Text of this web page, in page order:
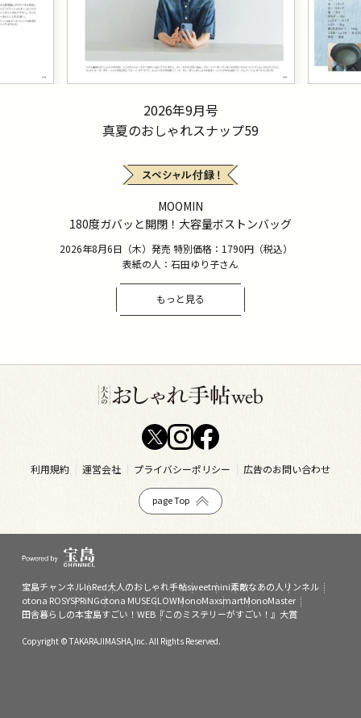
2026年9月号
真夏のおしゃれスナップ59
MOOMIN
180度ガバッと開閉！大容量ボストンバッグ
2026年8月6日（木）発売 特別価格：1790円（税込）
表紙の人：石田ゆり子さん
もっと見る
利用規約 運営会社 プライバシーポリシー 広告のお問い合わせ
page Top
宝島チャンネルInRed大人のおしゃれ手帖sweetmini素敵なあの人 リンネル
otona ROSYSPRiNGotona MUSEGLOWMonoMaxsmartMonoMaster
田舎暮らしの本宝島すごい！WEB『このミステリーがすごい！』大賞
Copyright © TAKARAJIMASHA,Inc. All Rights Reserved.